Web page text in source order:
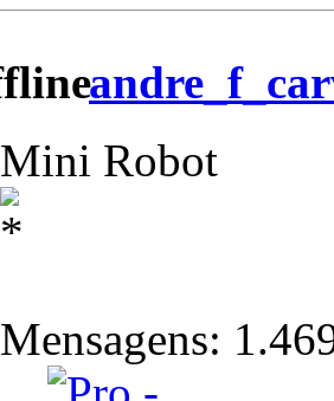
Mini Robot
Mensagens: